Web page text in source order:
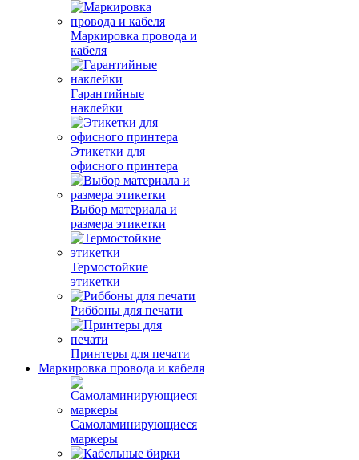
Маркировка провода и
кабеля
Гарантийные
наклейки
Этикетки для
офисного принтера
Выбор материала и
размера этикетки
Термостойкие
этикетки
Риббоны для печати
Принтеры для печати
Маркировка провода и кабеля
Самоламинирующиеся
маркеры